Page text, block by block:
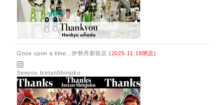
Once upon a time...伊勢丹新宿店 (2025.11.18閉店)
Seeyou IsetanShinjuku